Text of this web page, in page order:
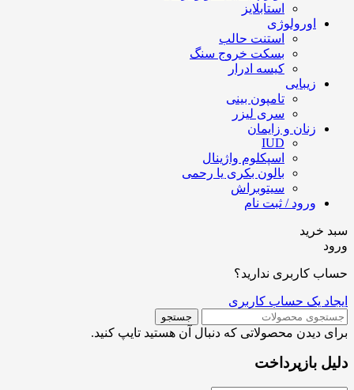
استابلایز
اورولوژی
استنت حالب
بسکت خروج سنگ
کیسه ادرار
زیبایی
تامپون بینی
سری لیزر
زنان و زایمان
IUD
اسپکلوم واژینال
بالون بکری یا رحمی
سیتوبراش
ورود / ثبت نام
سبد خرید
ورود
حساب کاربری ندارید؟
ایجاد یک حساب کاربری
جستجو
برای دیدن محصولاتی که دنبال آن هستید تایپ کنید.
دلیل بازپرداخت